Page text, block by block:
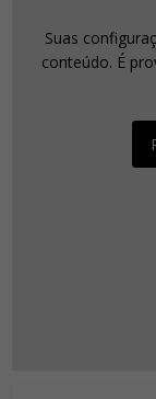
Suas
conteúdo. É